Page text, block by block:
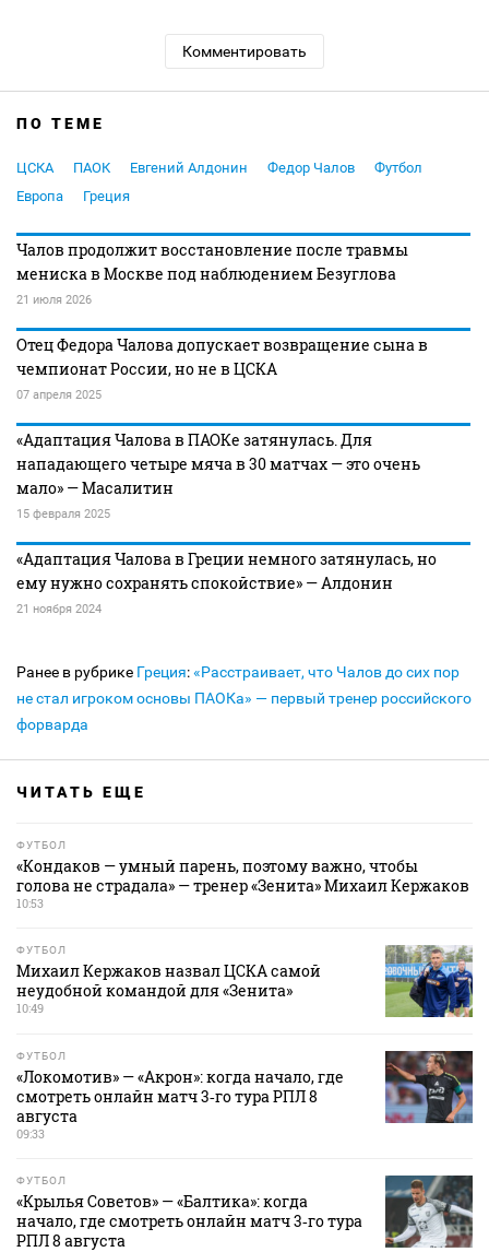
Комментировать
ПО ТЕМЕ
ЦСКА ПАОК Евгений Алдонин Федор Чалов
Футбол
Европа
Греция
Чалов продолжит восстановление после травмы
мениска в Москве под наблюдением Безуглова
21 июля 2026
Отец Федора Чалова допускает возвращение сына в
чемпионат России, но не в ЦСКА
07 апреля 2025
«Адаптация Чалова в ПАОКе затянулась. Для
нападающего четыре мяча в 30 матчах — это очень
мало» — Масалитин
15 февраля 2025
«Адаптация Чалова в Греции немного затянулась, но
ему нужно сохранять спокойствие» — Алдонин
21 ноября 2024
Ранее в рубрике Греция:«Расстраивает, что Чалов до сих пор
не стал игроком основы ПАОКа» — первый тренер российского
форварда
ЧИТАТЬ ЕЩЕ
ФУТБОЛ
«Кондаков — умный парень, поэтому важно, чтобы
голова не страдала» — тренер «Зенита» Михаил Кержаков
10:53
ФУТБОЛ
Михаил Кержаков назвал ЦСКА самой
неудобной командой для «Зенита»
10:49
ФУТБОЛ
«Локомотив» — «Акрон»: когда начало, где
смотреть онлайн матч 3‑го тура РПЛ 8
августа
09:33
ФУТБОЛ
«Крылья Советов» — «Балтика»: когда
начало, где смотреть онлайн матч 3‑го тура
РПЛ 8 августа